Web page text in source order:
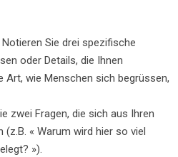
Notieren Sie drei spezifische
oder Details, die Ihnen
Art, wie Menschen sich begrüssen,
zwei Fragen, die sich aus Ihren
(z.B. « Warum wird hier so viel
»).